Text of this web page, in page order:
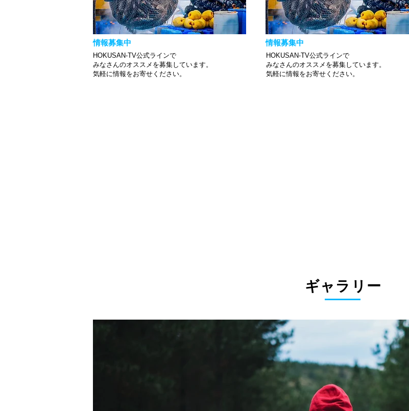
情報募集中
HOKUSAN-TV公式ラインで
みなさんのオススメを募集しています。
​気軽に情報をお寄せください。
情報募集中
HOKUSAN-TV公式ラインで
みなさんのオススメを募集しています。
​気軽に情報をお寄せください。
ギャラリー